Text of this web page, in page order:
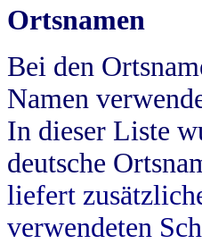
Ortsnamen
Bei den
Namen
In dieser Liste
deutsche
liefert
verwendeten